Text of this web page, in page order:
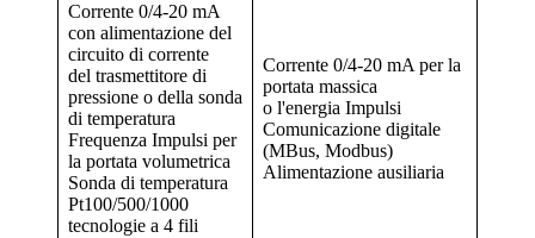
Corrente 0/4-20 mA
con alimentazione del
circuito di corrente
del trasmettitore di
pressione o della sonda
di temperatura
Frequenza Impulsi per
la portata volumetrica
Sonda di temperatura
Pt100/500/1000
tecnologie a 4 fili
Corrente 0/4-20 mA per la
portata massica
o l'energia Impulsi
Comunicazione digitale
(MBus, Modbus)
Alimentazione ausiliaria